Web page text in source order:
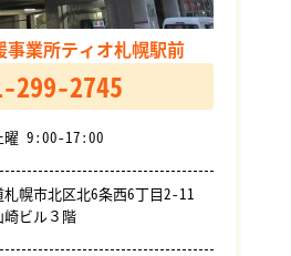
事業所ティオ札幌駅前
299-2745
曜 9:00-17:00
札幌市北区北6条西6丁目2-11
崎ビル３階